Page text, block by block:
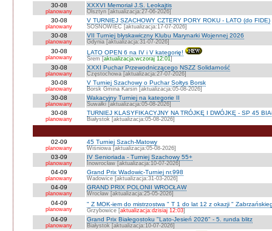
30-08
planowany
XXXVI Memoriał J.S. Leokajtis
Olsztyn [aktualizacja:27-06-2026]
30-08
planowany
V TURNIEJ SZACHOWY CZTERY PORY ROKU - LATO (do FIDE)
SOSNOWIEC [aktualizacja:17-07-2026]
30-08
planowany
VII Turniej błyskawiczny Klubu Marynarki Wojennej 2026
Gdynia [aktualizacja:31-07-2026]
30-08
planowany
LATO OPEN 6 na IV i V kategorię!
Śrem [aktualizacja:wczoraj 12:01]
30-08
planowany
XXXI Puchar Przewodniczącego NSZZ Solidarność
Częstochowa [aktualizacja:27-07-2026]
30-08
planowany
V Turniej Szachowy o Puchar Sołtys Borsk
Borsk Gmina Karsin [aktualizacja:05-08-2026]
30-08
planowany
Wakacyjny Turniej na kategorie II
Suwałki [aktualizacja:05-08-2026]
30-08
planowany
TURNIEJ KLASYFIKACYJNY NA TRÓJKĘ I DWÓJKĘ - SP 45
Białystok [aktualizacja:05-08-2026]
02-09
planowany
45 Turniej Szach-Matowy
Wiśniowa [aktualizacja:05-08-2026]
03-09
planowany
IV Senioriada - Turniej Szachowy 55+
Inowrocław [aktualizacja:10-07-2026]
04-09
planowany
Grand Prix Wadowic-Turniej nr.998
Wadowice [aktualizacja:31-03-2026]
04-09
planowany
GRAND PRIX POLONII WROCŁAW
Wrocław [aktualizacja:25-05-2026]
04-09
planowany
" Z MOK-iem do mistrzostwa " T 1 do lat 12 z okazji "
Grzybowice [aktualizacja:dzisiaj 12:03]
04-09
planowany
Grand Prix Białegostoku "Lato-Jesień 2026" - 5. runda blitz
Białystok [aktualizacja:10-07-2026]